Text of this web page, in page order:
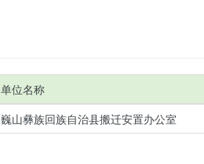
单位名称
巍山彝族回族自治县搬迁安置办公室